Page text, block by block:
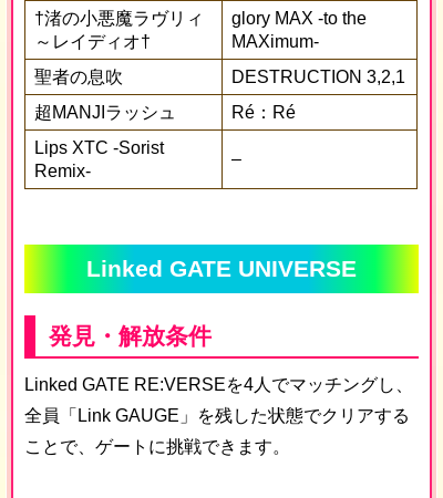
†渚の小悪魔ラヴリィ
～レイディオ†
glory MAX -to the
MAXimum-
聖者の息吹
DESTRUCTION 3,2,1
超MANJIラッシュ
Ré：Ré
Lips XTC -Sorist
Remix-
–
Linked GATE UNIVERSE
発見・解放条件
Linked GATE RE:VERSEを4人でマッチングし、
全員「Link GAUGE」を残した状態でクリアする
ことで、ゲートに挑戦できます。